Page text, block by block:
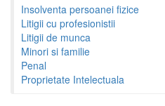
Insolventa persoanei fizice
Litigii cu profesionistii
Litigii de munca
Minori si familie
Penal
Proprietate Intelectuala